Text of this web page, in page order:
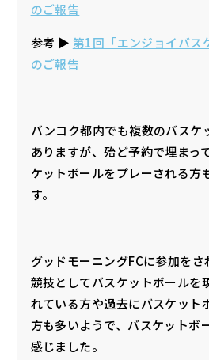
のご報告
参考 ▶︎ 第1回「エンジョイバス
のご報告
バンコク都内でも複数のバスケ
ありますが、殆ど予約で埋まっ
ケットボールをプレーされる方
す。
グッドモーニングFCに参加を
競技としてバスケットボールを
れている方や過去にバスケット
方も多いようで、バスケットボ
感じました。